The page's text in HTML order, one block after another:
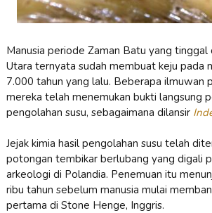
Manusia periode Zaman Batu yang tinggal
Utara ternyata sudah membuat keju pada
7.000 tahun yang lalu. Beberapa ilmuwan
mereka telah menemukan bukti langsung
pengolahan susu, sebagaimana dilansir
Jejak kimia hasil pengolahan susu telah
potongan tembikar berlubang yang digali
arkeologi di Polandia. Penemuan itu
ribu tahun sebelum manusia mulai
pertama di Stone Henge, Inggris.